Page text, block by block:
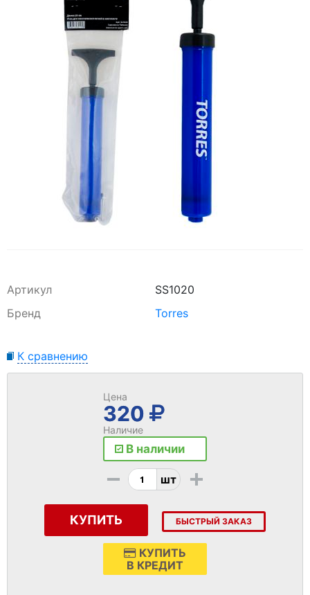
Артикул
SS1020
Бренд
Torres
К сравнению
Цена
320
Наличие
В наличии
- шт +
КУПИТЬ БЫСТРЫЙ ЗАКАЗ
КУПИТЬ
В КРЕДИТ